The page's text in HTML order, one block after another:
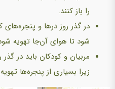
را باز كنند.
در گذر روز درها و پنجره‌های
شود تا هوای آن‌جا تهویه
مربیان و کودکان باید در
زیرا بسیاری از پنجره‌ها